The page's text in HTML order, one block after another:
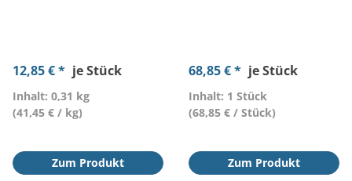
12,85 € * je Stück
Inhalt: 0,31 kg
(41,45 € / kg)
Zum Produkt
68,85 € * je Stück
Inhalt: 1 Stück
(68,85 € / Stück)
Zum Produkt